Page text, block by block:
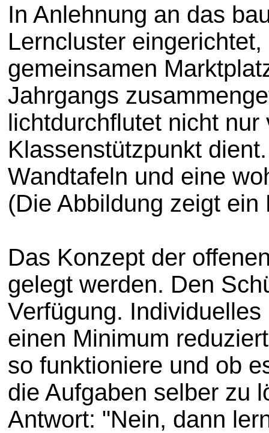
In Anlehnung an das
Lerncluster
gemeinsamen
Jahrgangs
lichtdurchflutet nicht
Klassenstützpunkt
Wandtafeln und eine
(Die Abbildung zeigt
Das Konzept der
gelegt werden. Den
Verfügung.
einen Minimum
so funktioniere und ob
die Aufgaben selber zu
Antwort: "Nein, dann